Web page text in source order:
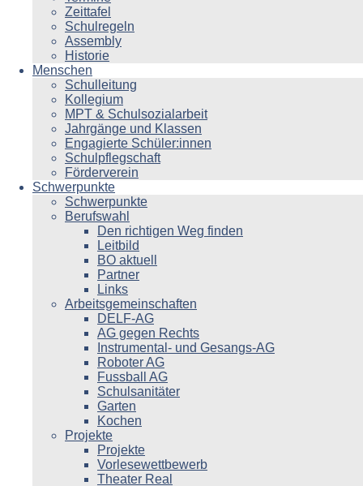
Zeittafel
Schulregeln
Assembly
Historie
Menschen
Schulleitung
Kollegium
MPT & Schulsozialarbeit
Jahrgänge und Klassen
Engagierte Schüler:innen
Schulpflegschaft
Förderverein
Schwerpunkte
Schwerpunkte
Berufswahl
Den richtigen Weg finden
Leitbild
BO aktuell
Partner
Links
Arbeitsgemeinschaften
DELF-AG
AG gegen Rechts
Instrumental- und Gesangs-AG
Roboter AG
Fussball AG
Schulsanitäter
Garten
Kochen
Projekte
Projekte
Vorlesewettbewerb
Theater Real